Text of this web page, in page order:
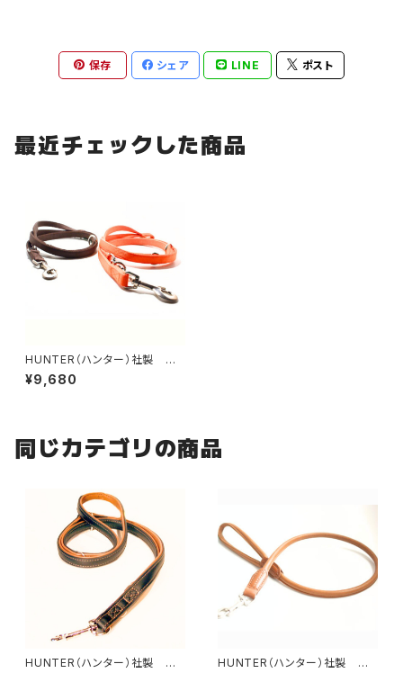
保存 シェア LINE ポスト
最近チェックした商品
HUNTER（ハンター）社製 犬
用ベーシックナイロン3wayリ
ード・ダブル.【200cm・リード幅
¥9,680
同じカテゴリの商品
HUNTER（ハンター）社製 犬
HUNTER（ハンター）社製 犬